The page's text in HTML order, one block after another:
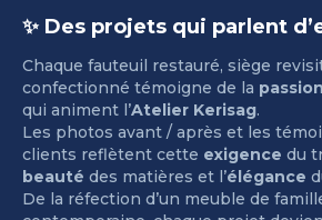
✨ Des projets qui parlent
Chaque fauteuil restauré, siège
confectionné témoigne de la passion
qui animent l’Atelier Kerisag.
Les photos avant / après et les
clients reflètent cette exigence du
beauté des matières et l’élégance
De la réfection d’un meuble de